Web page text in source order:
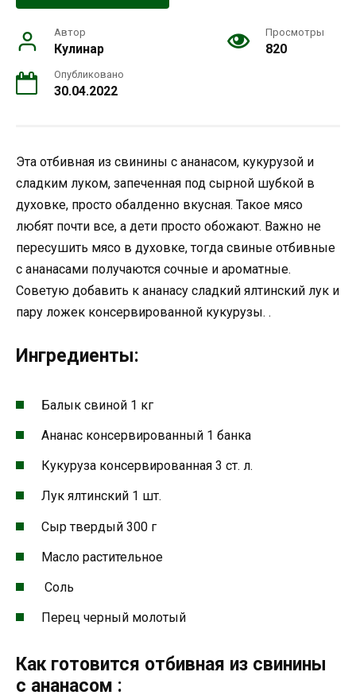
Автор
Кулинар
Просмотры
820
Опубликовано
30.04.2022
Эта отбивная из свинины с ананасом, кукурузой и
сладким луком, запеченная под сырной шубкой в
духовке, просто обалденно вкусная. Такое мясо
любят почти все, а дети просто обожают. Важно не
пересушить мясо в духовке, тогда свиные отбивные
с ананасами получаются сочные и ароматные.
Советую добавить к ананасу сладкий ялтинский лук и
пару ложек консервированной кукурузы. .
Ингредиенты:
Балык свиной 1 кг
Ананас консервированный 1 банка
Кукуруза консервированная 3 ст. л.
Лук ялтинский 1 шт.
Сыр твердый 300 г
Масло растительное
Соль
Перец черный молотый
Как готовится отбивная из свинины
с ананасом :